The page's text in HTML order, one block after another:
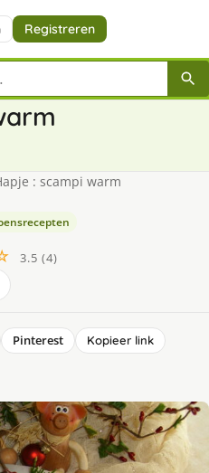
Registreren
: scampi warm
3.5 (4)
Pinterest
Kopieer link